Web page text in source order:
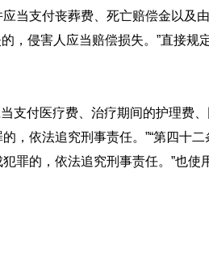
当支付丧葬费、死亡赔偿金以及
侵害人应当赔偿损失。”直接规
付医疗费、治疗期间的护理费
，依法追究刑事责任。”“第四十
的，依法追究刑事责任。”也使